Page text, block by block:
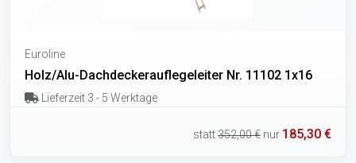
Euroline
Holz/Alu-Dachdeckerauflegeleiter Nr. 11102 1x16
Lieferzeit 3 - 5 Werktage
statt352,00 € nur 185,30 €